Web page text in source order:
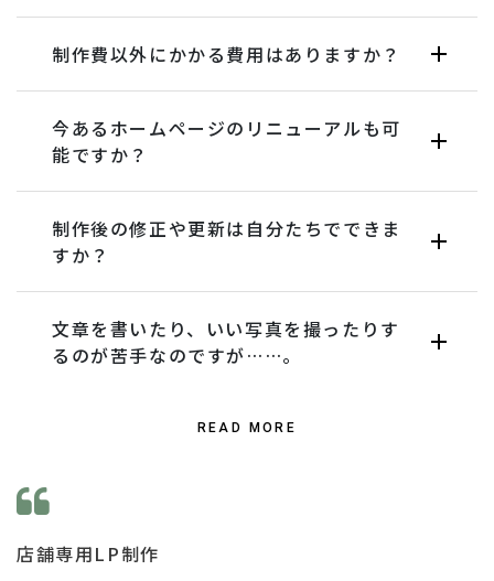
制作費以外にかかる費用はありますか？
今あるホームページのリニューアルも可
能ですか？
制作後の修正や更新は自分たちでできま
すか？
文章を書いたり、いい写真を撮ったりす
るのが苦手なのですが……。
READ MORE
店舗専用LP制作